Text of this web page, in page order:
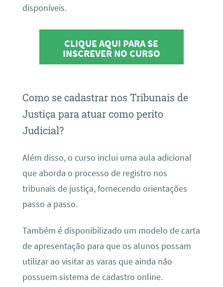
disponíveis.
CLIQUE AQUI PARA SE
INSCREVER NO CURSO
Como se cadastrar nos Tribunais de
Justiça para atuar como perito
Judicial?
Além disso, o curso inclui uma aula adicional
que aborda o processo de registro nos
tribunais de justiça, fornecendo orientações
passo a passo.
Também é disponibilizado um modelo de carta
de apresentação para que os alunos possam
utilizar ao visitar as varas que ainda não
possuem sistema de cadastro online.